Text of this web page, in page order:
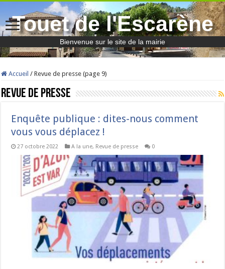
Touet de l'Escarène
Bienvenue sur le site de la mairie
Accueil / Revue de presse (page 9)
Revue de presse
Enquête publique : dites-nous comment
vous vous déplacez !
27 octobre 2022 A la une, Revue de presse 0